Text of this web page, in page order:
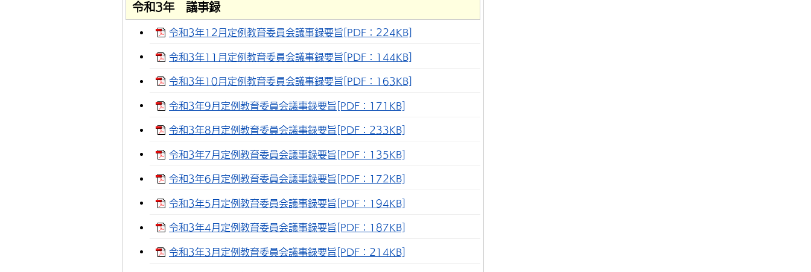
令和3年 議事録
令和3年12月定例教育委員会議事録要旨[PDF：224KB]
令和3年11月定例教育委員会議事録要旨[PDF：144KB]
令和3年10月定例教育委員会議事録要旨[PDF：163KB]
令和3年9月定例教育委員会議事録要旨[PDF：171KB]
令和3年8月定例教育委員会議事録要旨[PDF：233KB]
令和3年7月定例教育委員会議事録要旨[PDF：135KB]
令和3年6月定例教育委員会議事録要旨[PDF：172KB]
令和3年5月定例教育委員会議事録要旨[PDF：194KB]
令和3年4月定例教育委員会議事録要旨[PDF：187KB]
令和3年3月定例教育委員会議事録要旨[PDF：214KB]